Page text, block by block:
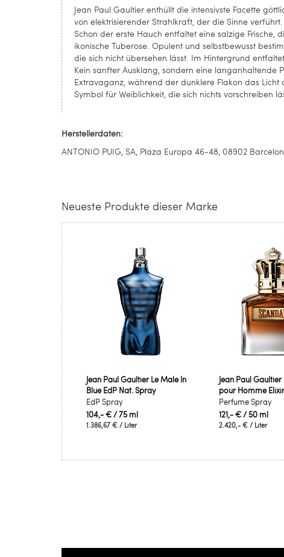
Jean Paul Gaultier enthüllt die intensivste Facette
von elektrisierender Strahlkraft, der die Sinne verführt.
Schon der erste Hauch entfaltet eine salzige
ikonische Tuberose. Opulent und selbstbewusst
die sich nicht übersehen lässt. Im Hintergrund
Kein sanfter Ausklang, sondern eine langanhaltende
Extravaganz, während der dunklere Flakon das
Symbol für Weiblichkeit, die sich nichts vorschreiben
Herstellerdaten:
ANTONIO PUIG, SA, Plaza Europa 46-48, 08902
Neueste Produkte dieser Marke
Jean Paul Gaultier Le Male In
Blue EdP Nat. Spray
EdP Spray
104,- €/ 75 ml
1.386,67 € / Liter
Jean Paul
pour Homme
Perfume Spray
121,- €/ 50 ml
2.420,- €/ Liter